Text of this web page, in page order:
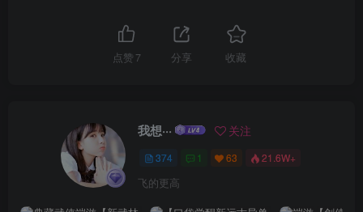
点赞 7 分享 收藏
我想··· 关注
374 1 63 21.6W+
飞的更高